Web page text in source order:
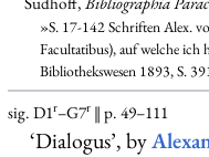
»S. 17-142 Schriften Alex.
Facultatibus), auf welche ich
Bibliothekswesen 1893, S.
sig. D1r–G7r‖ p. 49–111
‘Dialogus’, by